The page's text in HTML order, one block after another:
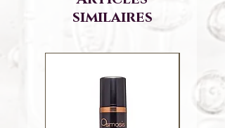
similaires